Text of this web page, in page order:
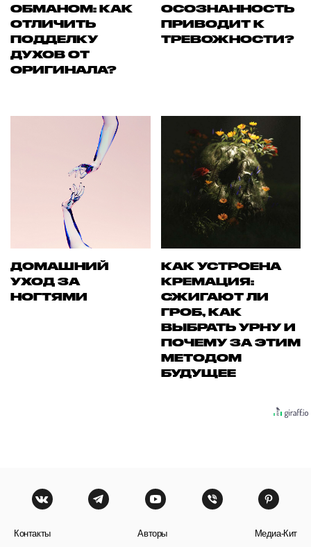
ОБМАНОМ: КАК
ОТЛИЧИТЬ
ПОДДЕЛКУ
ДУХОВ ОТ
ОРИГИНАЛА?
ОСОЗНАННОСТЬ
ПРИВОДИТ К
ТРЕВОЖНОСТИ?
ДОМАШНИЙ
УХОД ЗА
НОГТЯМИ
КАК УСТРОЕНА
КРЕМАЦИЯ:
СЖИГАЮТ ЛИ
ГРОБ, КАК
ВЫБРАТЬ УРНУ И
ПОЧЕМУ ЗА ЭТИМ
МЕТОДОМ
БУДУЩЕЕ
Контакты Авторы Медиа-Кит